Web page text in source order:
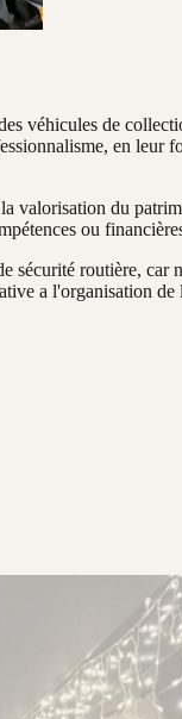
véhicules de
en leur
valorisation du
ou
sécurité routière, car
a l'organisation de